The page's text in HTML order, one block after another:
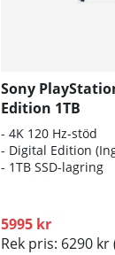
Sony
Edition 1TB
- 4K 120 Hz-stöd
- Digital Edition
- 1TB SSD-lagring
5995 kr
Rek pris: 6290 kr